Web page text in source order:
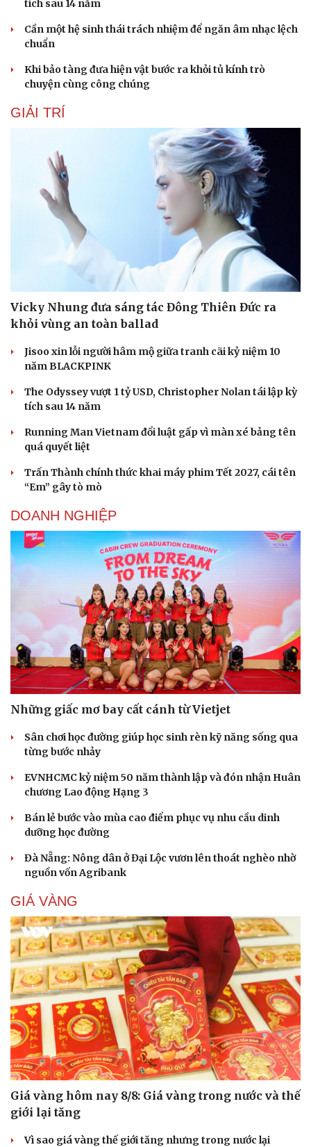
Tư vấn
Săn Tour
check-in
Câu chuyện thời sự
Cửa sổ tình yêu
Kể chuyện cho bé
tích sau 14 năm
Cần một hệ sinh thái trách nhiệm để ngăn âm nhạc lệch
chuẩn
Khi bảo tàng đưa hiện vật bước ra khỏi tủ kính trò
chuyện cùng công chúng
GIẢI TRÍ
Vicky Nhung đưa sáng tác Đông Thiên Đức ra
khỏi vùng an toàn ballad
Jisoo xin lỗi người hâm mộ giữa tranh cãi kỷ niệm 10
năm BLACKPINK
The Odyssey vượt 1 tỷ USD, Christopher Nolan tái lập kỳ
tích sau 14 năm
Running Man Vietnam đổi luật gấp vì màn xé bảng tên
quá quyết liệt
Trấn Thành chính thức khai máy phim Tết 2027, cái tên
“Em” gây tò mò
DOANH NGHIỆP
Những giấc mơ bay cất cánh từ Vietjet
Sân chơi học đường giúp học sinh rèn kỹ năng sống qua
từng bước nhảy
EVNHCMC kỷ niệm 50 năm thành lập và đón nhận Huân
chương Lao động Hạng 3
Bán lẻ bước vào mùa cao điểm phục vụ nhu cầu dinh
dưỡng học đường
Đà Nẵng: Nông dân ở Đại Lộc vươn lên thoát nghèo nhờ
nguồn vốn Agribank
GIÁ VÀNG
Giá vàng hôm nay 8/8: Giá vàng trong nước và thế
giới lại tăng
Vì sao giá vàng thế giới tăng nhưng trong nước lại